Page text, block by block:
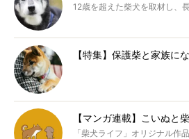
12歳を超えた柴犬を取材し、
【特集】保護柴と家族に
【マンガ連載】こいぬと
「柴犬ライフ」オリジナル作品